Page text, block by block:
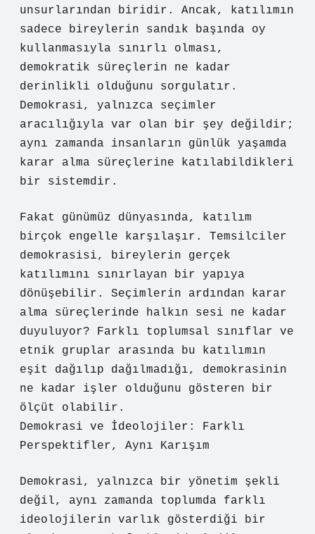
unsurlarından biridir. Ancak, katılımın
sadece bireylerin sandık başında oy
kullanmasıyla sınırlı olması,
demokratik süreçlerin ne kadar
derinlikli olduğunu sorgulatır.
Demokrasi, yalnızca seçimler
aracılığıyla var olan bir şey değildir;
aynı zamanda insanların günlük yaşamda
karar alma süreçlerine katılabildikleri
bir sistemdir.
Fakat günümüz dünyasında, katılım
birçok engelle karşılaşır. Temsilciler
demokrasisi, bireylerin gerçek
katılımını sınırlayan bir yapıya
dönüşebilir. Seçimlerin ardından karar
alma süreçlerinde halkın sesi ne kadar
duyuluyor? Farklı toplumsal sınıflar ve
etnik gruplar arasında bu katılımın
eşit dağılıp dağılmadığı, demokrasinin
ne kadar işler olduğunu gösteren bir
ölçüt olabilir.
Demokrasi ve İdeolojiler: Farklı
Perspektifler, Aynı Karışım
Demokrasi, yalnızca bir yönetim şekli
değil, aynı zamanda toplumda farklı
ideolojilerin varlık gösterdiği bir